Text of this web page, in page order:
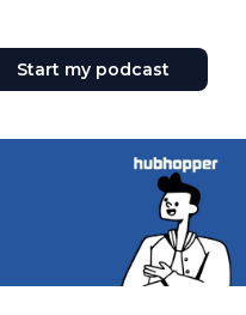
Start my podcast